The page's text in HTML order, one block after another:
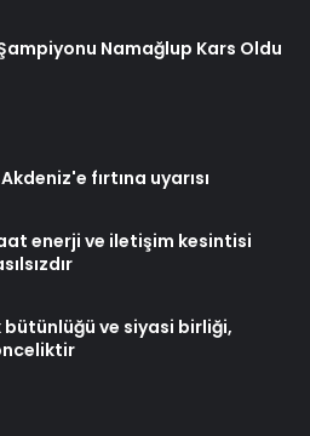
Namağlup Kars Oldu
fırtına uyarısı
enerji ve iletişim kesintisi
ve siyasi birliği,